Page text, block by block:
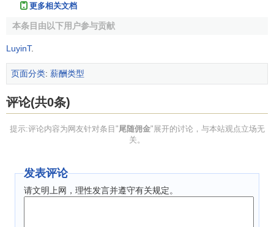
更多相关文档
本条目由以下用户参与贡献
LuyinT.
页面分类: 薪酬类型
评论(共0条)
提示:评论内容为网友针对条目"尾随佣金"展开的讨论，与本站观点立场无
关。
发表评论
请文明上网，理性发言并遵守有关规定。